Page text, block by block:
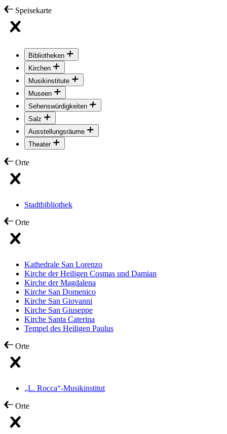
Speisekarte
Bibliotheken
Kirchen
Musikinstitute
Museen
Sehenswürdigkeiten
Salz
Ausstellungsräume
Theater
Orte
Stadtbibliothek
Orte
Kathedrale San Lorenzo
Kirche der Heiligen Cosmas und Damian
Kirche der Magdalena
Kirche San Domenico
Kirche San Giovanni
Kirche San Giuseppe
Kirche Santa Caterina
Tempel des Heiligen Paulus
Orte
„L. Rocca“-Musikinstitut
Orte